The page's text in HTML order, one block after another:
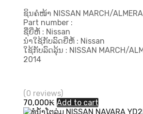
ຊິນຄໍໜ້າ NISSAN MARCH/
Part number :
ຊື່ຍີ່ຫໍ້ : Nissan
ນຳໃຊ້ກັບລົດຍີ່ຫໍ້ : Nissan
ໃຊ້ກັບລົດລຸ້ນ : NISSAN MARCH/
2014
(0 reviews)
70,000₭ Add to cart